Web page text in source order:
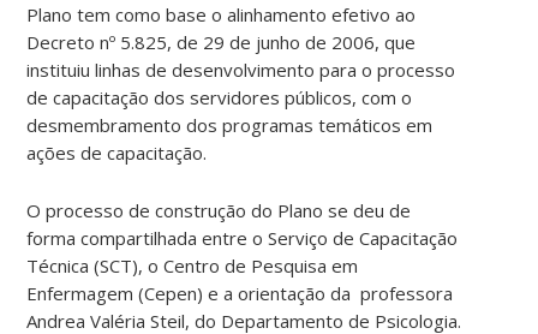
Plano tem como base o alinhamento efetivo ao
Decreto nº 5.825, de 29 de junho de 2006, que
instituiu linhas de desenvolvimento para o processo
de capacitação dos servidores públicos, com o
desmembramento dos programas temáticos em
ações de capacitação.
O processo de construção do Plano se deu de
forma compartilhada entre o Serviço de Capacitação
Técnica (SCT), o Centro de Pesquisa em
Enfermagem (Cepen) e a orientação da professora
Andrea Valéria Steil, do Departamento de Psicologia.